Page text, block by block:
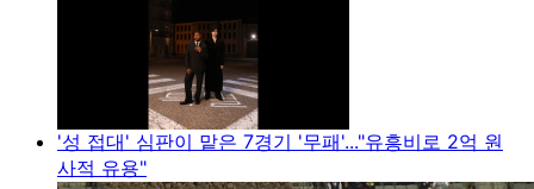
'성 접대' 심판이 맡은 7경기 '무패'..."유흥비로 2억 원
사적 유용"